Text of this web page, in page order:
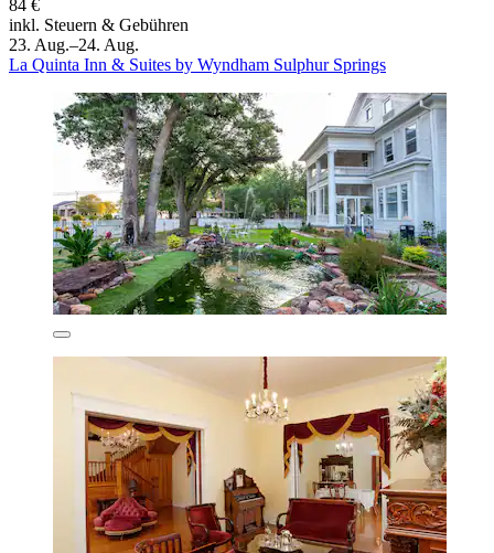
84 €
inkl. Steuern & Gebühren
23. Aug.–24. Aug.
La Quinta Inn & Suites by Wyndham Sulphur Springs